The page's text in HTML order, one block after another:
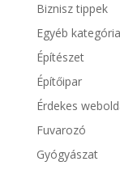
Biznisz tippek
Egyéb kategória
Építészet
Építőipar
Érdekes
Fuvarozó
Gyógyászat